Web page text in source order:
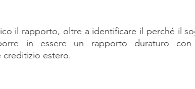
il rapporto, oltre a identificare il perché il
in essere un rapporto duraturo
estero.